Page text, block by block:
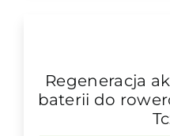
Regeneracja
baterii do